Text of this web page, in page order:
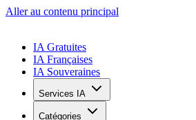
Aller au contenu principal
IA Gratuites
IA Françaises
IA Souveraines
Services IA
Catégories